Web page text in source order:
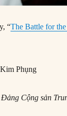
“The Battle for
Phụng
Cộng sản